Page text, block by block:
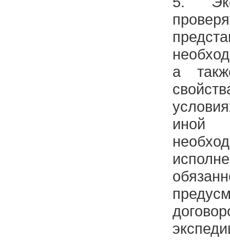
а
иной